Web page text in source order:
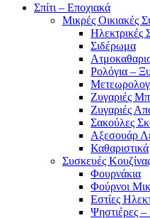
Σπίτι – Εποχιακά
Μικρές Οικιακές
Ηλεκτρικές
Σιδέρωμα
Ρολόγια –
Ζυγαριές
Ζυγαριές
Σακούλες
Αξεσουάρ
Καθαριστικά
Συσκευές
Φουρνάκια
Φούρνοι
Εστίες
Ψηστιέρες –